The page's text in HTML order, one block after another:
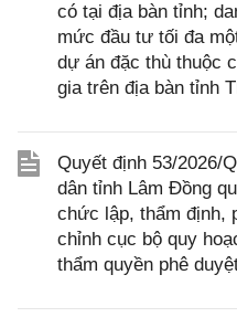
có tại địa bàn tỉnh;
mức đầu tư tối đa
dự án đặc thù thuộc
gia trên địa bàn tỉnh
Quyết định 53/2026/
dân tỉnh Lâm Đồng
chức lập, thẩm định,
chỉnh cục bộ quy
thẩm quyền phê